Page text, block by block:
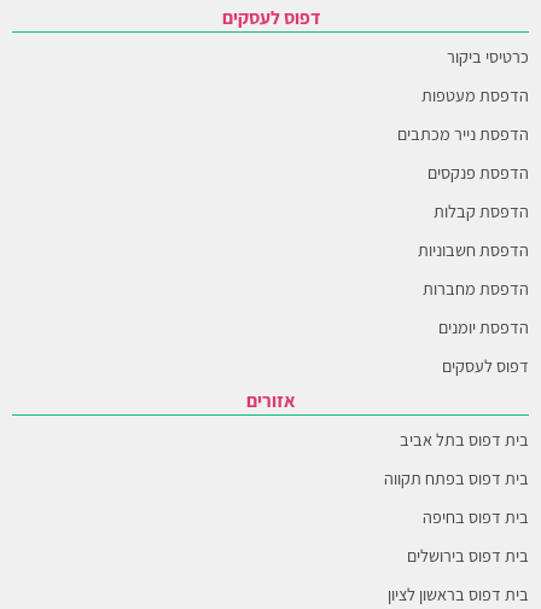
דפוס לעסקים
כרטיסי ביקור
הדפסת מעטפות
הדפסת נייר מכתבים
הדפסת פנקסים
הדפסת קבלות
הדפסת חשבוניות
הדפסת מחברות
הדפסת יומנים
דפוס לעסקים
אזורים
בית דפוס בתל אביב
בית דפוס בפתח תקווה
בית דפוס בחיפה
בית דפוס בירושלים
בית דפוס בראשון לציון